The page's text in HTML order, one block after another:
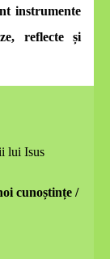
instrumente
reflecte și
lui Isus
cunoștințe /